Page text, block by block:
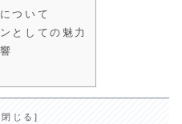
ついて
としての魅力